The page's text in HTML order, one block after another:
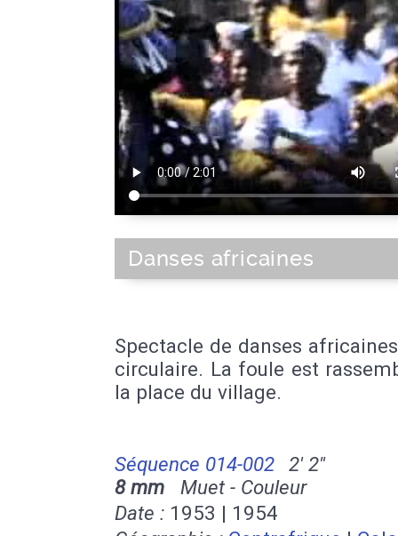
Danses africaines
Spectacle de danses
circulaire. La foule est
la place du village.
Séquence 014-002
2' 2''
8 mm Muet - Couleur
Date : 1953 | 1954